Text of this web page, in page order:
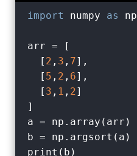
import numpy as np
arr = [
  [
2 , 3 , 7],
  [
5 , 2 , 6],
  [
3 , 1 , 2]
]
a = np.array(arr)
b = np.argsort(a)